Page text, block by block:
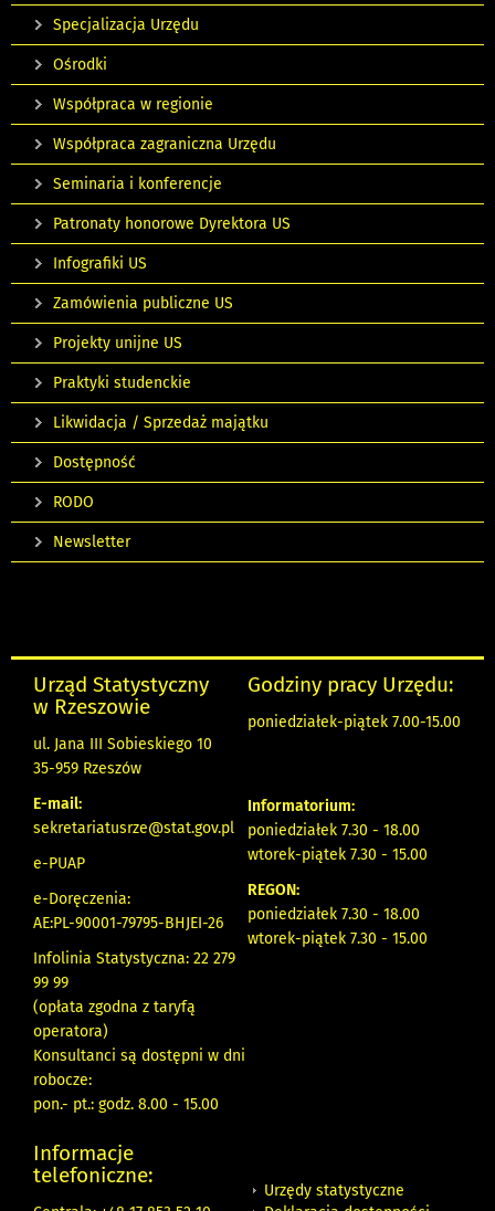
Specjalizacja Urzędu
Ośrodki
Współpraca w regionie
Współpraca zagraniczna Urzędu
Seminaria i konferencje
Patronaty honorowe Dyrektora US
Infografiki US
Zamówienia publiczne US
Projekty unijne US
Praktyki studenckie
Likwidacja / Sprzedaż majątku
Dostępność
RODO
Newsletter
Urząd Statystyczny
w Rzeszowie
ul. Jana III Sobieskiego 10
35-959 Rzeszów
E-mail:
sekretariatusrze@stat.gov.pl
e-PUAP
e-Doręczenia:
AE:PL-90001-79795-BHJEI-26
Infolinia Statystyczna: 22 279
99 99
(opłata zgodna z taryfą
operatora)
Konsultanci są dostępni w dni
robocze:
pon.- pt.: godz. 8.00 - 15.00
Godziny pracy Urzędu:
poniedziałek-piątek 7.00-15.00
Informatorium:
poniedziałek 7.30 - 18.00
wtorek-piątek 7.30 - 15.00
REGON:
poniedziałek 7.30 - 18.00
wtorek-piątek 7.30 - 15.00
Informacje
telefoniczne:
Urzędy statystyczne